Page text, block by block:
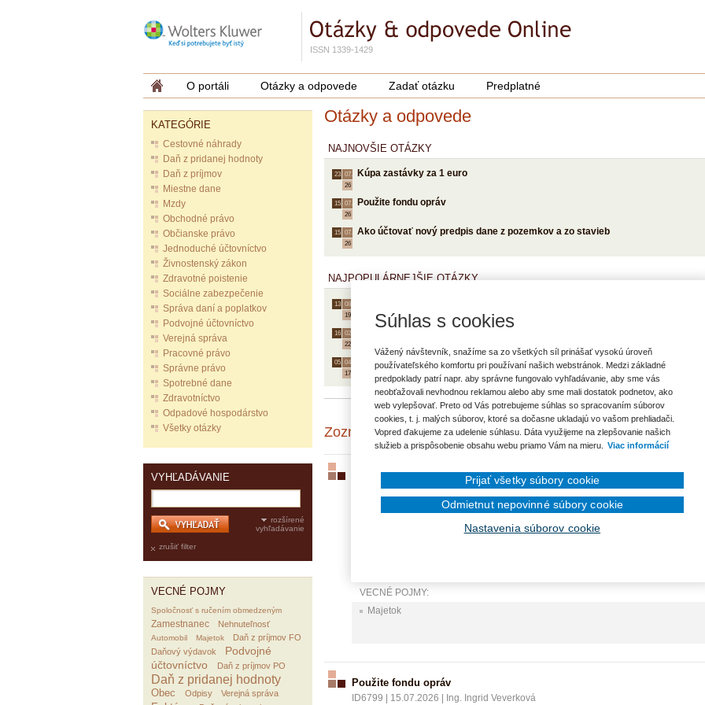
ISSN 1339-1429
O portáli Otázky a odpovede Zadať otázku Predplatné
KATEGÓRIE
Cestovné náhrady
Daň z pridanej hodnoty
Daň z príjmov
Miestne dane
Mzdy
Obchodné právo
Občianske právo
Jednoduché účtovníctvo
Živnostenský zákon
Zdravotné poistenie
Sociálne zabezpečenie
Správa daní a poplatkov
Podvojné účtovníctvo
Verejná správa
Pracovné právo
Správne právo
Spotrebné dane
Zdravotníctvo
Odpadové hospodárstvo
Všetky otázky
VYHĽADÁVANIE
rozšírené
vyhľadávanie
zrušiť filter
VECNÉ POJMY
Spoločnosť s ručením obmedzeným
Zamestnanec Nehnuteľnosť
Automobil Majetok
Daň z príjmov FO
Daňový výdavok
Podvojné
účtovníctvo
Daň z príjmov PO
Daň z pridanej hodnoty
Obec Odpisy Verejná správa
Otázky a odpovede
NAJNOVŠIE OTÁZKY
23. 07.
26
Kúpa zastávky za 1 euro
15. 07.
26
Použite fondu opráv
15. 07.
26
Ako účtovať nový predpis dane z pozemkov a zo stavieb
NAJPOPULÁRNEJŠIE OTÁZKY
13. 08.
19
16. 02.
22
05. 04.
17
Fotografie ako súčasť obstarávacej ceny majetku
Zoznam otázok
Kúpa zastávky za 1 euro
ID6809| 23.07.2026|Terézia Urbanová
Sme obec, kúpili sme za 1 euro autobusovú zastávku. Reálna hodnota zastávky
hodnotu 1 700 eur. Ako to správne zaúčtovať? FA na 1 euro 501/321. Nie je to
medzi OC a RC? Podľa interných smerníc obce sa tento majetok zaradí ako
VECNÉ POJMY:
Majetok
Použite fondu opráv
ID6799 15.07.2026
Ing. Ingrid Veverková
Súhlas s cookies
Vážený návštevník, snažíme sa zo všetkých síl prinášať vysokú úroveň
používateľského komfortu pri používaní našich webstránok. Medzi základné
predpoklady patrí napr. aby správne fungovalo vyhľadávanie, aby sme vás
neobťažovali nevhodnou reklamou alebo aby sme mali dostatok podnetov, ako
web vylepšovať. Preto od Vás potrebujeme súhlas so spracovaním súborov
cookies, t. j. malých súborov, ktoré sa dočasne ukladajú vo vašom prehliadači.
Vopred ďakujeme za udelenie súhlasu. Dáta využijeme na zlepšovanie našich
služieb a prispôsobenie obsahu webu priamo Vám na mieru.
Viac informácií
Nastavenia súborov cookie
Odmietnut nepovinné súbory cookie
Prijať všetky súbory cookie